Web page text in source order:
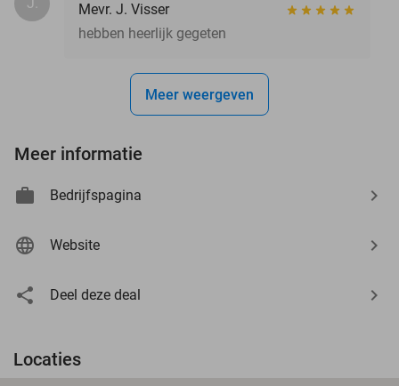
Mevr. J. Visser
hebben heerlijk gegeten
Meer weergeven
Meer informatie
Bedrijfspagina
Website
Deel deze deal
Locaties